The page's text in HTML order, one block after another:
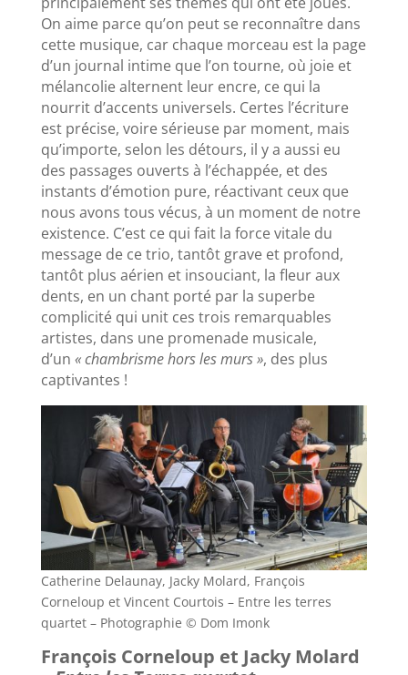
On aime parce qu’on peut se reconnaître dans
cette musique, car chaque morceau est la page
d’un journal intime que l’on tourne, où joie et
mélancolie alternent leur encre, ce qui la
nourrit d’accents universels. Certes l’écriture
est précise, voire sérieuse par moment, mais
qu’importe, selon les détours, il y a aussi eu
des passages ouverts à l’échappée, et des
instants d’émotion pure, réactivant ceux que
nous avons tous vécus, à un moment de notre
existence. C’est ce qui fait la force vitale du
message de ce trio, tantôt grave et profond,
tantôt plus aérien et insouciant, la fleur aux
dents, en un chant porté par la superbe
complicité qui unit ces trois remarquables
artistes, dans une promenade musicale,
d’un « chambrisme hors les murs », des plus
captivantes !
Catherine Delaunay, Jacky Molard, François
Corneloup et Vincent Courtois – Entre les terres
quartet – Photographie © Dom Imonk
François Corneloup et Jacky Molard